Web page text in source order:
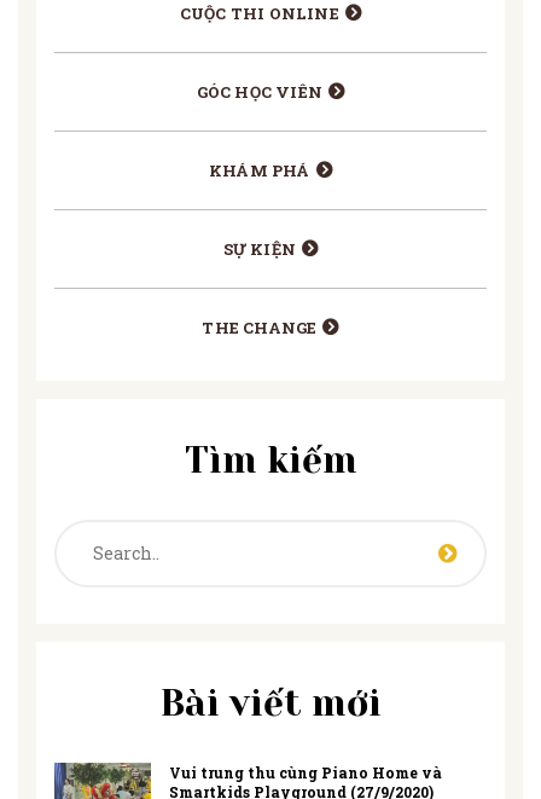
CUỘC THI ONLINE
GÓC HỌC VIÊN
KHÁM PHÁ
SỰ KIỆN
THE CHANGE
Tìm kiếm
Bài viết mới
Vui trung thu cùng Piano Home và
Smartkids Playground (27/9/2020)